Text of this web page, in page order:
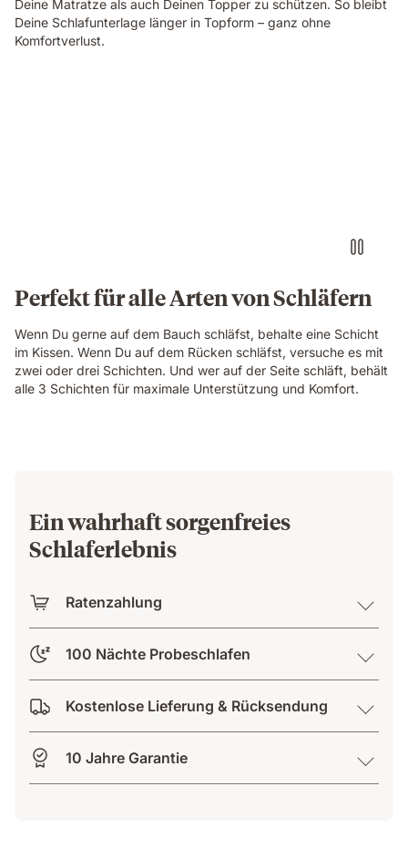
Deine Matratze als auch Deinen Topper zu schützen. So bleibt
Deine Schlafunterlage länger in Topform – ganz ohne
Komfortverlust.
Perfekt für alle Arten von Schläfern
Wenn Du gerne auf dem Bauch schläfst, behalte eine Schicht
im Kissen. Wenn Du auf dem Rücken schläfst, versuche es mit
zwei oder drei Schichten. Und wer auf der Seite schläft, behält
alle 3 Schichten für maximale Unterstützung und Komfort.
Ein wahrhaft sorgenfreies
Schlaferlebnis
Ratenzahlung
100 Nächte Probeschlafen
Kostenlose Lieferung & Rücksendung
10 Jahre Garantie